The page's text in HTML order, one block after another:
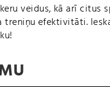
veidus, kā arī citus
treniņu efektivitāti.